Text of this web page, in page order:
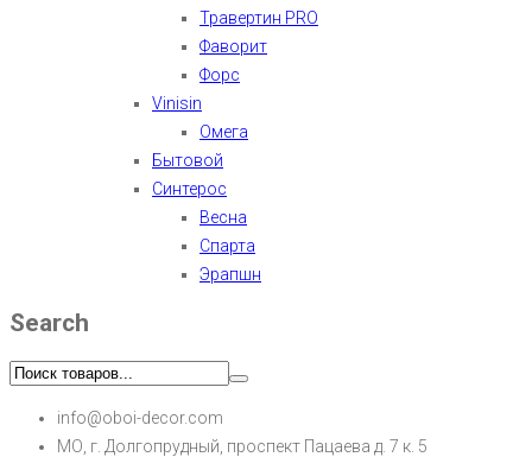
Травертин PRO
Фаворит
Форс
Vinisin
Омега
Бытовой
Синтерос
Весна
Спарта
Эрапшн
Search
info@oboi-decor.com
МО, г. Долгопрудный, проспект Пацаева д. 7 к. 5